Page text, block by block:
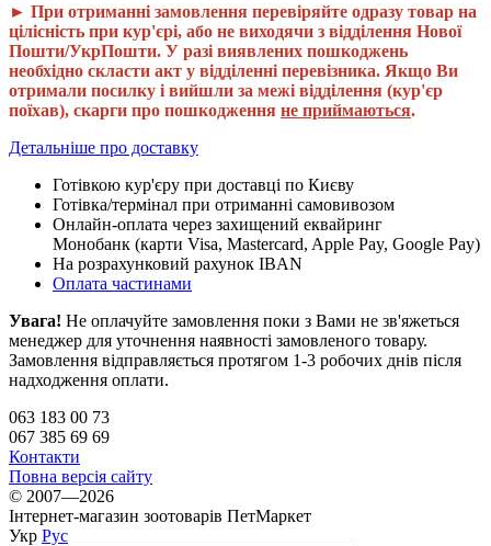
► При отриманні замовлення перевіряйте одразу товар на
цілісність при кур'єрі, або не виходячи з відділення Нової
Пошти/УкрПошти. У разі виявлених пошкоджень
необхідно скласти акт у відділенні перевізника. Якщо Ви
отримали посилку і вийшли за межі відділення (кур'єр
поїхав), скарги про пошкодження не приймаються.
Детальніше про доставку
Готівкою кур'єру при доставці по Києву
Готівка/термінал при отриманні самовивозом
Онлайн-оплата через захищений еквайринг
Монобанк (карти Visa, Mastercard, Apple Pay, Google Pay)
На розрахунковий рахунок IBAN
Оплата частинами
Увага! Не оплачуйте замовлення поки з Вами не зв'яжеться
менеджер для уточнення наявності замовленого товару.
Замовлення відправляється протягом 1-3 робочих днів після
надходження оплати.
063 183 00 73
067 385 69 69
Контакти
Повна версія сайту
© 2007—2026
Інтернет-магазин зоотоварів ПетМаркет
Укр Рус